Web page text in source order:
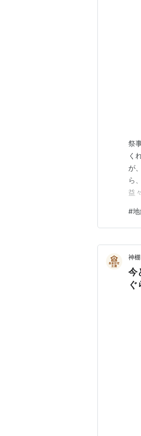
祭
く
が
ら
益
て
索
#
神
今
ぐ